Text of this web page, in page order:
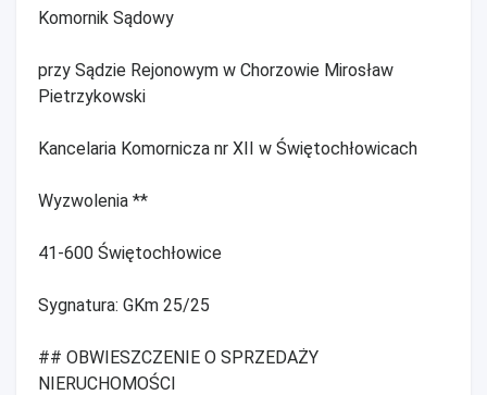
Komornik Sądowy
przy Sądzie Rejonowym w Chorzowie Mirosław
Pietrzykowski
Kancelaria Komornicza nr XII w Świętochłowicach
Wyzwolenia **
41-600 Świętochłowice
Sygnatura: GKm 25/25
## OBWIESZCZENIE O SPRZEDAŻY
NIERUCHOMOŚCI